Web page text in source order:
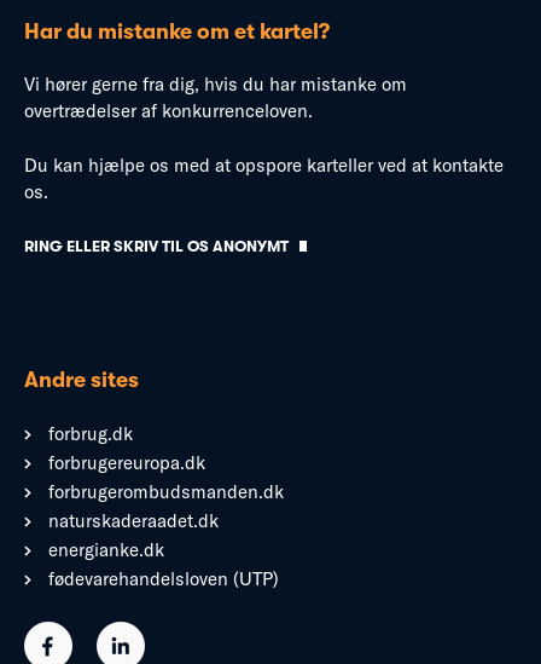
Har du mistanke om et kartel?
Vi hører gerne fra dig, hvis du har mistanke om
overtrædelser af konkurrenceloven.
Du kan hjælpe os med at opspore karteller ved at kontakte
os.
RING ELLER SKRIV TIL OS ANONYMT
Andre sites
forbrug.dk
forbrugereuropa.dk
forbrugerombudsmanden.dk
naturskaderaadet.dk
energianke.dk
fødevarehandelsloven (UTP)